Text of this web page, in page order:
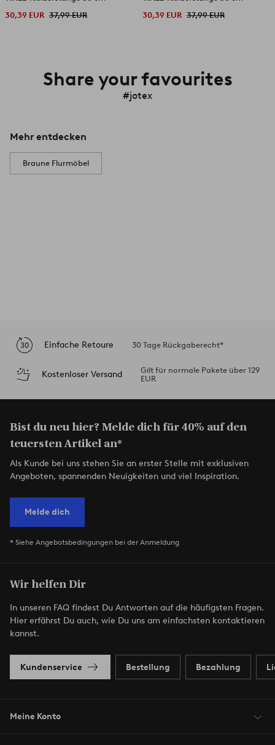
30,39 EUR 37,99 EUR
30,39 EUR 37,99 EUR
Share your favourites
#jotex
Mehr entdecken
Braune Flurmöbel
Einfache Retoure 30 Tage Rückgaberecht*
Kostenloser Versand
Gilt für normale Pakete über 129
EUR
Bist du neu hier? Melde dich für 40% auf den
teuersten Artikel an*
Als Kunde bei uns stehen Sie an erster Stelle mit exklusiven
Angeboten, spannenden Neuigkeiten und viel Inspiration.
Melde dich
* Siehe Angebotsbedingungen bei der Anmeldung
Wir helfen Dir
In unseren FAQ findest Du Antworten auf die häufigsten Fragen.
Hier erfährst Du auch, wie Du uns am einfachsten kontaktieren
kannst.
Kundenservice Bestellung Bezahlung
Meine Konto